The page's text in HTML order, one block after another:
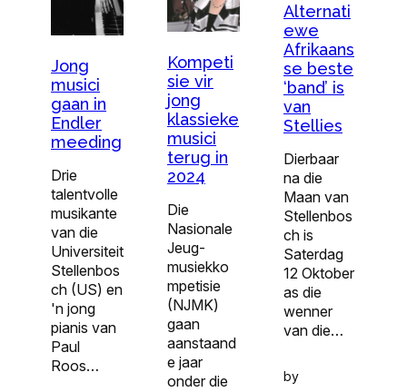
Jong
musici
gaan in
Endler
meeding
Drie
talentvolle
musikante
van die
Universiteit
Stellenbos
ch (US) en
'n jong
pianis van
Paul
Roos…
Kompeti
sie vir
jong
klassieke
musici
terug in
2024
Die
Nasionale
Jeug-
musiekko
mpetisie
(NJMK)
gaan
aanstaand
e jaar
onder die
Alternati
ewe
Afrikaans
se beste
‘band’ is
van
Stellies
Dierbaar
na die
Maan van
Stellenbos
ch is
Saterdag
12 Oktober
as die
wenner
van die…
by